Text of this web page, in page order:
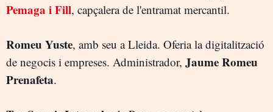
Pemaga i Fill, capçalera de l'entramat mercantil.
Romeu Yuste, amb seu a Lleida. Oferia la digitalització
de negocis i empreses. Administrador, Jaume Romeu
Prenafeta.